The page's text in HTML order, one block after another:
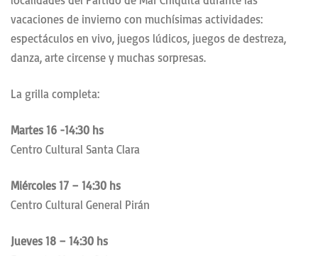
vacaciones de invierno con muchísimas actividades:
espectáculos en vivo, juegos lúdicos, juegos de destreza,
danza, arte circense y muchas sorpresas.
La grilla completa:
Martes 16 -14:30 hs
Centro Cultural Santa Clara
Miércoles 17 – 14:30 hs
Centro Cultural General Pirán
Jueves 18 – 14:30 hs